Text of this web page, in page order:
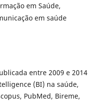
em Saúde,
em saúde
entre 2009 e 2014
(BI) na saúde,
PubMed, Bireme,